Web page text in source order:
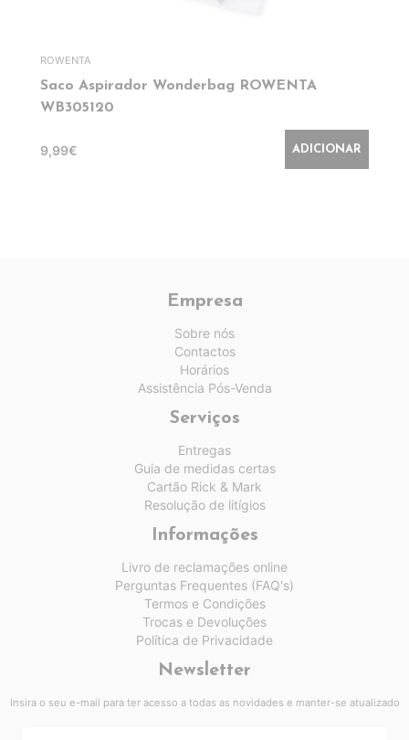
ROWENTA
Saco Aspirador Wonderbag ROWENTA
WB305120
9,99€ ADICIONAR
Empresa
Sobre nós
Contactos
Horários
Assistência Pós-Venda
Serviços
Entregas
Guia de medidas certas
Cartão Rick & Mark
Resolução de litígios
Informações
Livro de reclamações online
Perguntas Frequentes (FAQ's)
Termos e Condições
Trocas e Devoluções
Política de Privacidade
Newsletter
Insira o seu e-mail para ter acesso a todas as novidades e manter-se atualizado